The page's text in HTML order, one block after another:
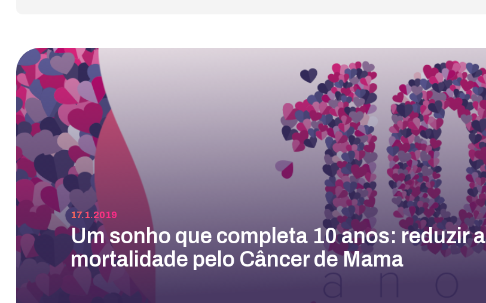
17.1.2019
Um sonho que completa 10 anos: reduzir a
mortalidade pelo Câncer de Mama